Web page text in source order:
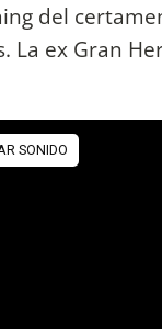
del
La ex Gran